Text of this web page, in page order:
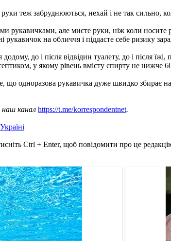
теж забруднюються, нехай і не так сильно,
рукавичками, але миєте руки, ніж коли носите
на обличчя і піддасте себе ризику
до і після відвідин туалету, до і після
у якому рівень вмісту спирту не нижче 60
що одноразова рукавичка дуже швидко збирає
наш канал https://t.me/korrespondentnet.
Ctrl + Enter, щоб повідомити про це